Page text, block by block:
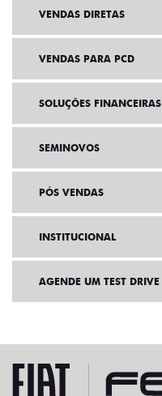
VENDAS DIRETAS
VENDAS PARA PCD
SOLUÇÕES FINANCEIRAS
SEMINOVOS
PÓS VENDAS
INSTITUCIONAL
AGENDE UM TEST DRIVE